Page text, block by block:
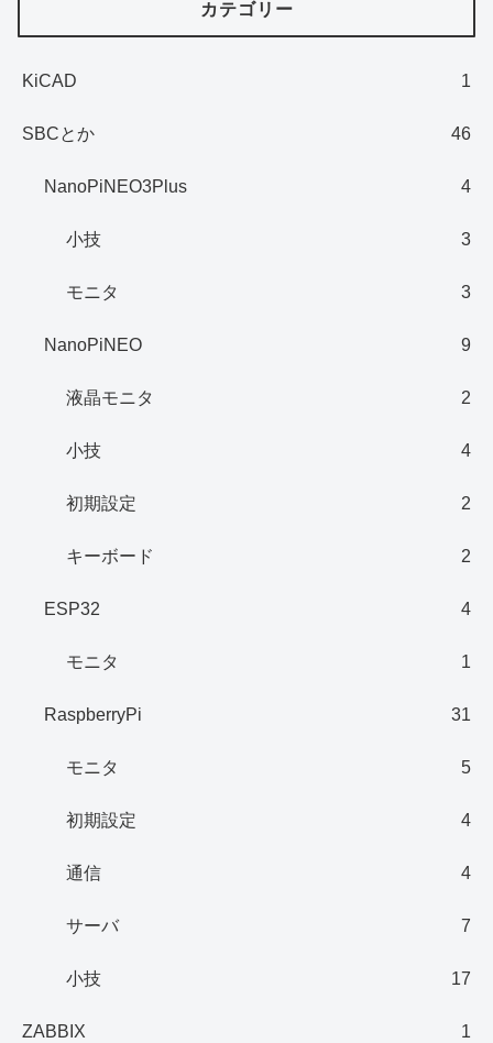
カテゴリー
KiCAD 1
SBCとか 46
NanoPiNEO3Plus 4
小技 3
モニタ 3
NanoPiNEO 9
液晶モニタ 2
小技 4
初期設定 2
キーボード 2
ESP32 4
モニタ 1
RaspberryPi 31
モニタ 5
初期設定 4
通信 4
サーバ 7
小技 17
ZABBIX 1